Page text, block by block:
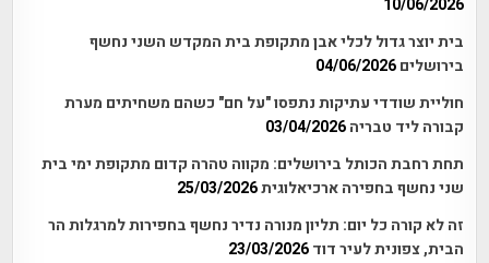
10/06/2026
בית יוצר גדול לכלי אבן מתקופת בית המקדש השני נחשף
בירושלים 04/06/2026
חוליית שודדי עתיקות נתפסו "על חם" כשהם משחיתים מערת
קבורה ליד טבריה 03/04/2026
תחת רחבת הכותל בירושלים: מקווה טהרה קדום מתקופת ימי בית
שני נחשף בחפירה ארכיאלוגית25/03/2026
זה לא קורה כל יום: תליון מנורה נדיר נחשף בחפירות למרגלות הר
הבית, צפונית לעיר דוד 23/03/2026